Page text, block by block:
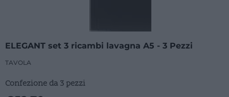
ELEGANT set 3 ricambi lavagna A5 - 3 Pezzi
TAVOLA
Confezione da 3 pezzi